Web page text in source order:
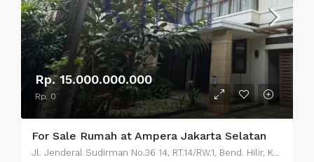
Rp. 15.000.000.000
Rp. 0
For Sale Rumah at Ampera Jakarta Selatan
Jl. Jenderal Sudirman No.36 14, RT.14/RW.1, Bend. Hilir, Kecamatan Tanah Abang, Kota Jakarta Pusat, Daerah Khusus Ibukota Jakarta 10210